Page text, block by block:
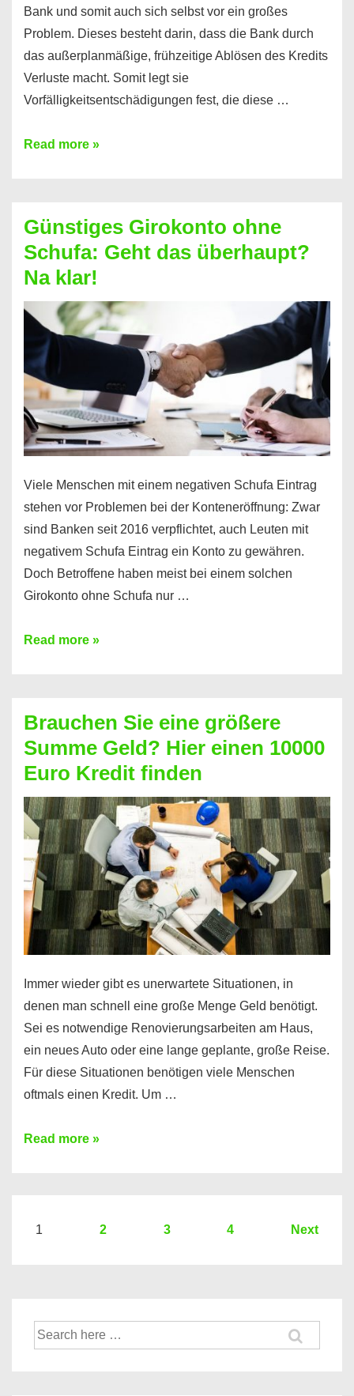
Bank und somit auch sich selbst vor ein großes
Problem. Dieses besteht darin, dass die Bank durch
das außerplanmäßige, frühzeitige Ablösen des Kredits
Verluste macht. Somit legt sie
Vorfälligkeitsentschädigungen fest, die diese …
Kredit
dabei
profitieren
–
So
funktioniert’s
Read more »
Günstiges Girokonto ohne
Schufa: Geht das überhaupt?
Na klar!
Viele Menschen mit einem negativen Schufa Eintrag
stehen vor Problemen bei der Konteneröffnung: Zwar
sind Banken seit 2016 verpflichtet, auch Leuten mit
negativem Schufa Eintrag ein Konto zu gewähren.
Doch Betroffene haben meist bei einem solchen
Girokonto ohne Schufa nur …
Günstiges
Geht
das
überhaupt?
Na
klar!
Read more »
Brauchen Sie eine größere
Summe Geld? Hier einen 10000
Euro Kredit finden
Immer wieder gibt es unerwartete Situationen, in
denen man schnell eine große Menge Geld benötigt.
Sei es notwendige Renovierungsarbeiten am Haus,
ein neues Auto oder eine lange geplante, große Reise.
Für diese Situationen benötigen viele Menschen
oftmals einen Kredit. Um …
Brauchen
Summe
Euro
Read more »
Seitennummerierung
1 2 3 4 Next
Suche
nach: